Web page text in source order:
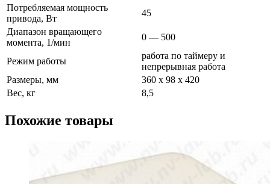
Потребляемая мощность
привода, Вт
45
Диапазон вращающего
момента, 1/мин
0 — 500
Режим работы
работа по таймеру и
непрерывная работа
Размеры, мм
360 x 98 x 420
Вес, кг
8,5
Похожие товары